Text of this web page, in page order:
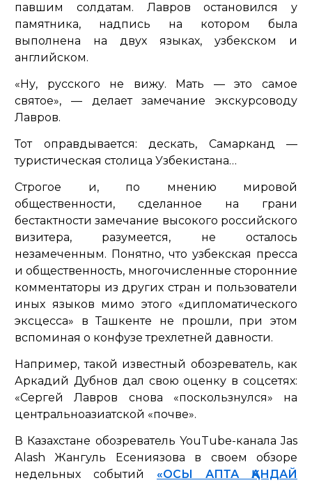
павшим солдатам. Лавров остановился у
памятника, надпись на котором была
выполнена на двух языках, узбекском и
английском.
«Ну, русского не вижу. Мать — это самое
святое», — делает замечание экскурсоводу
Лавров.
Тот оправдывается: дескать, Самарканд —
туристическая столица Узбекистана…
Строгое и, по мнению мировой
общественности, сделанное на грани
бестактности замечание высокого российского
визитера, разумеется, не осталось
незамеченным. Понятно, что узбекская пресса
и общественность, многочисленные сторонние
комментаторы из других стран и пользователи
иных языков мимо этого «дипломатического
эксцесса» в Ташкенте не прошли, при этом
вспоминая о конфузе трехлетней давности.
Например, такой известный обозреватель, как
Аркадий Дубнов дал свою оценку в соцсетях:
«Сергей Лавров снова «поскользнулся» на
центральноазиатской «почве».
В Казахстане обозреватель YouTube-канала Jas
Аlash Жангуль Есениязова в своем обзоре
недельных событий «ОСЫ АПТА ҚАНДАЙ